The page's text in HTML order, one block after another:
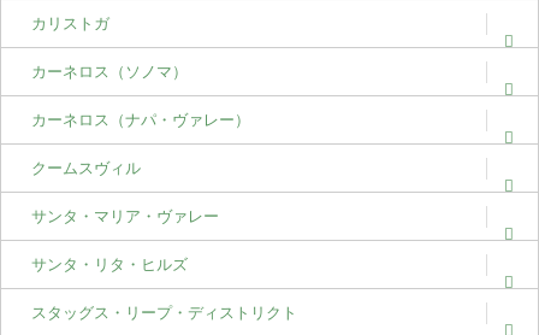
カリストガ
カーネロス（ソノマ）
カーネロス（ナパ・ヴァレー）
クームスヴィル
サンタ・マリア・ヴァレー
サンタ・リタ・ヒルズ
スタッグス・リープ・ディストリクト